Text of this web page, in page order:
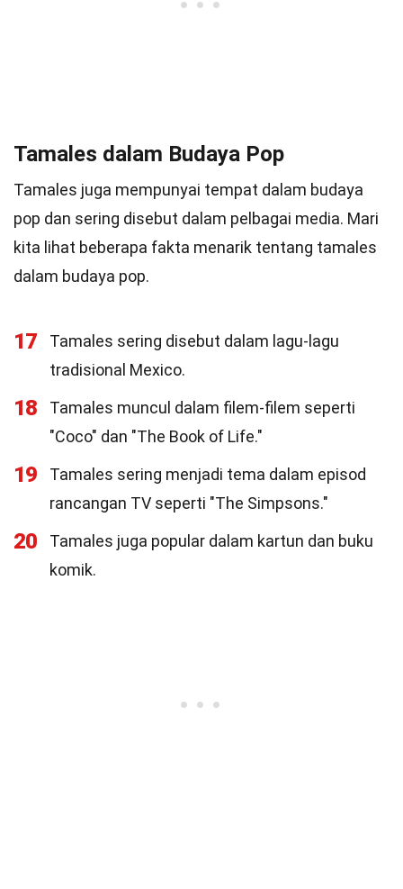
Tamales dalam Budaya Pop
Tamales juga mempunyai tempat dalam budaya
pop dan sering disebut dalam pelbagai media. Mari
kita lihat beberapa fakta menarik tentang tamales
dalam budaya pop.
17
Tamales sering disebut dalam lagu-lagu
tradisional Mexico.
18
Tamales muncul dalam filem-filem seperti
"Coco" dan "The Book of Life."
19
Tamales sering menjadi tema dalam episod
rancangan TV seperti "The Simpsons."
20
Tamales juga popular dalam kartun dan buku
komik.